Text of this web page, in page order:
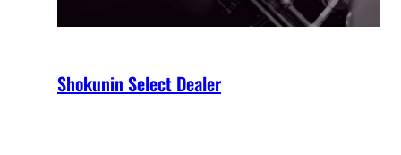
Shokunin Select Dealer